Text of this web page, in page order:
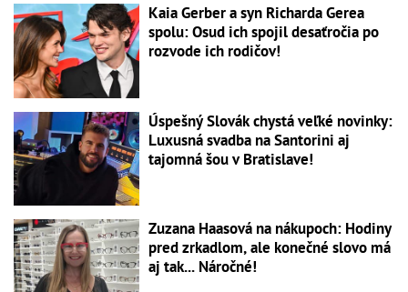
Kaia Gerber a syn Richarda Gerea
spolu: Osud ich spojil desaťročia po
rozvode ich rodičov!
Úspešný Slovák chystá veľké novinky:
Luxusná svadba na Santorini aj
tajomná šou v Bratislave!
Zuzana Haasová na nákupoch: Hodiny
pred zrkadlom, ale konečné slovo má
aj tak... Náročné!